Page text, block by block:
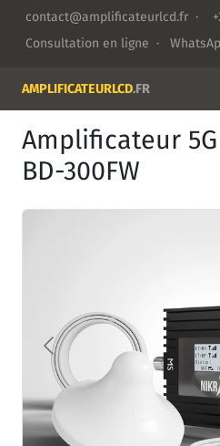
contact@amplificateurlcd.fr ·
Consultation en ligne ·
AMPLIFICATEURLCD.FR
Amplificateur
BD-300FW